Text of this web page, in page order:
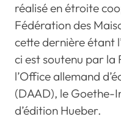
réalisé en étroite
Fédération des
cette dernière étant
ci est soutenu par la
l’Office allemand
(DAAD), le Goethe-
d’édition Hueber.